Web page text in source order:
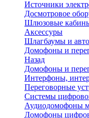
Источники
Досмотровое
Шлюзовые
Аксессуры
Шлагбаумы и
Домофоны и
Назад
Домофоны и
Интерфоны,
Переговорные
Системы
Аудиодомофоны
Домофоны